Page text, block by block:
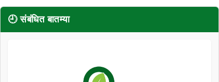
🕘 संबंधित बातम्या